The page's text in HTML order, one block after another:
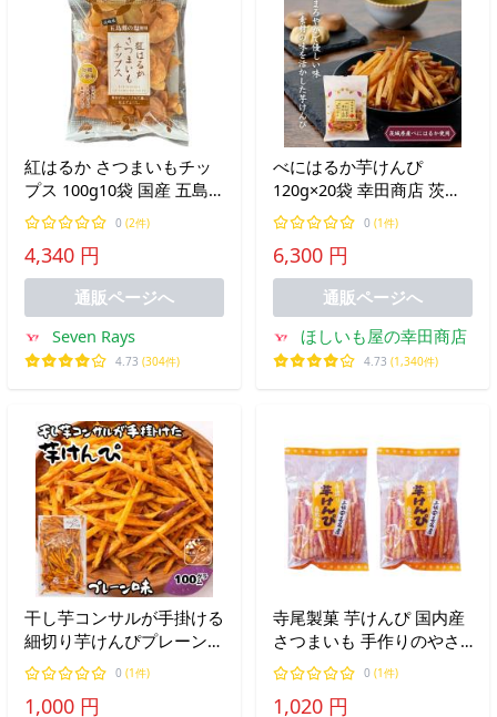
紅はるか さつまいもチッ
プス 100g10袋 国産 五島
灘の塩使用 砂糖不使用 紅
はるかの甘みが引き立つ
素材のおいしさそのまま
0 (2件)
4,340 円
通販ページへ
Seven Rays
4.73 (304件)
べにはるか芋けんぴ
120g×20袋 幸田商店 茨城
県産 紅はるか 細切り けん
ぴ 食物繊維 べにはるか お
菓子
0 (1件)
6,300 円
通販ページへ
ほしいも屋の幸田商店
4.73 (1,340件)
干し芋コンサルが手掛ける
細切り芋けんぴプレーン
100g 芋けんぴ 芋かりんと
う 国産 おやつ 細切り さ
つまいも 芋ケンピ かりん
0 (1件)
1,000 円
寺尾製菓 芋けんぴ 国内産
さつまいも 手作りのやさ
しい味 昔ながらの逸品
185g 2袋 1000円ポッキリ
0 (1件)
1,020 円